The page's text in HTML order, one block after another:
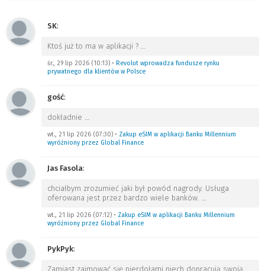
SK:
Ktoś już to ma w aplikacji ?
śr., 29 lip 2026 (10:13) • Revolut wprowadza fundusze rynku
prywatnego dla klientów w Polsce
gość:
dokładnie
wt., 21 lip 2026 (07:30) • Zakup eSIM w aplikacji Banku Millennium
wyróżniony przez Global Finance
Jas Fasola:
chciałbym zrozumieć jaki był powód nagrody. Usługa
oferowana jest przez bardzo wiele banków.
wt., 21 lip 2026 (07:12) • Zakup eSIM w aplikacji Banku Millennium
wyróżniony przez Global Finance
PykPyk:
Zamiast zajmować się pierdołami niech dopracują swoją